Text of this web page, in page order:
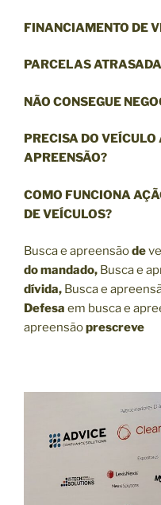
FINANCIAMENTO DE
PARCELAS
NÃO CONSEGUE
PRECISA DO
APREENSÃO?
COMO FUNCIONA
DE VEÍCULOS?
Busca e apreensãode
do mandado, Busca e
dívida, Busca e
Defesa em busca e
apreensãoprescreve